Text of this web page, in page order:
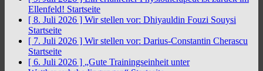
Ellenfeld! Startseite
[ 8. Juli 2026 ] Wir stellen vor: Dhiyauldin Fouzi Souysi
Startseite
[ 7. Juli 2026 ] Wir stellen vor: Darius-Constantin Cherascu
Startseite
[ 6. Juli 2026 ] „Gute Trainingseinheit unter